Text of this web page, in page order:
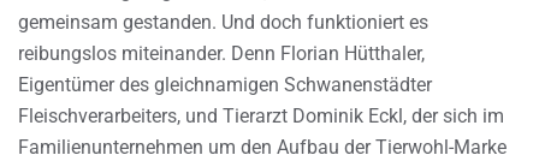
gemeinsam gestanden. Und doch funktioniert es
reibungslos miteinander. Denn Florian Hütthaler,
Eigentümer des gleichnamigen Schwanenstädter
Fleischverarbeiters, und Tierarzt Dominik Eckl, der sich im
Familienunternehmen um den Aufbau der Tierwohl-Marke